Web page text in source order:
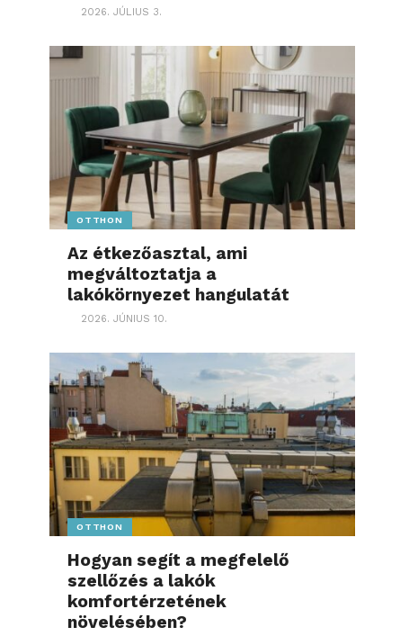
2026. JÚLIUS 3.
OTTHON
Az étkezőasztal, ami
megváltoztatja a
lakókörnyezet hangulatát
2026. JÚNIUS 10.
OTTHON
Hogyan segít a megfelelő
szellőzés a lakók
komfortérzetének
növelésében?